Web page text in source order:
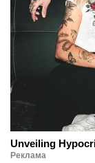
Unveiling
Реклама